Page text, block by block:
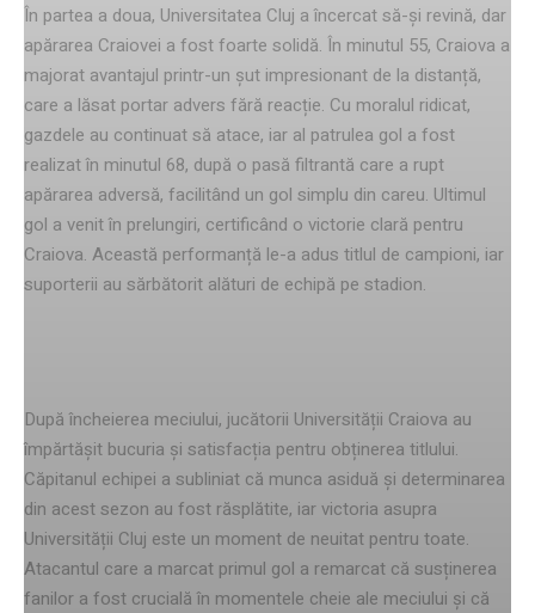
În partea a doua, Universitatea Cluj a încercat să-și revină, dar
apărarea Craiovei a fost foarte solidă. În minutul 55, Craiova a
majorat avantajul printr-un șut impresionant de la distanță,
care a lăsat portar advers fără reacție. Cu moralul ridicat,
gazdele au continuat să atace, iar al patrulea gol a fost
realizat în minutul 68, după o pasă filtrantă care a rupt
apărarea adversă, facilitând un gol simplu din careu. Ultimul
gol a venit în prelungiri, certificând o victorie clară pentru
Craiova. Această performanță le-a adus titlul de campioni, iar
suporterii au sărbătorit alături de echipă pe stadion.
După încheierea meciului, jucătorii Universității Craiova au
împărtășit bucuria și satisfacția pentru obținerea titlului.
Căpitanul echipei a subliniat că munca asiduă și determinarea
din acest sezon au fost răsplătite, iar victoria asupra
Universității Cluj este un moment de neuitat pentru toate.
Atacantul care a marcat primul gol a remarcat că susținerea
fanilor a fost crucială în momentele cheie ale meciului și că